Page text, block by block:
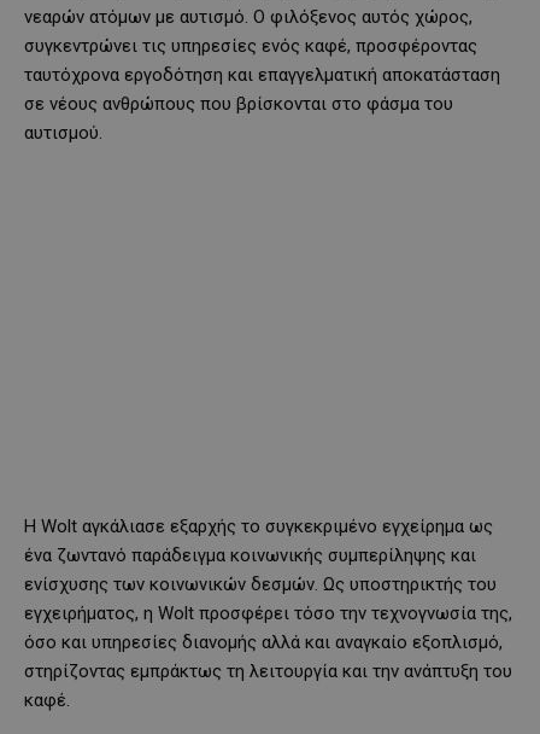
νεαρών ατόμων με αυτισμό. Ο φιλόξενος αυτός χώρος,
συγκεντρώνει τις υπηρεσίες ενός καφέ, προσφέροντας
ταυτόχρονα εργοδότηση και επαγγελματική αποκατάσταση
σε νέους ανθρώπους που βρίσκονται στο φάσμα του
αυτισμού.
Η Wolt αγκάλιασε εξαρχής το συγκεκριμένο εγχείρημα ως
ένα ζωντανό παράδειγμα κοινωνικής συμπερίληψης και
ενίσχυσης των κοινωνικών δεσμών. Ως υποστηρικτής του
εγχειρήματος, η Wolt προσφέρει τόσο την τεχνογνωσία της,
όσο και υπηρεσίες διανομής αλλά και αναγκαίο εξοπλισμό,
στηρίζοντας εμπράκτως τη λειτουργία και την ανάπτυξη του
καφέ.